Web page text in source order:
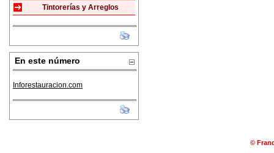
Tintorerías y Arreglos
En este número
Inforestauracion.com
©